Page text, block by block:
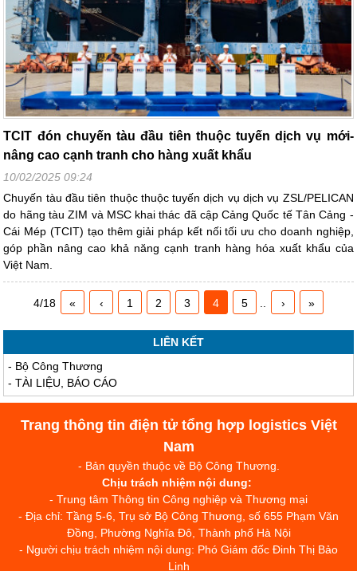
TCIT đón chuyến tàu đầu tiên thuộc tuyến dịch vụ mới-
nâng cao cạnh tranh cho hàng xuất khẩu
10/02/2025 09:24
Chuyến tàu đầu tiên thuộc thuộc tuyến dịch vụ dịch vụ ZSL/PELICAN
do hãng tàu ZIM và MSC khai thác đã cập Cảng Quốc tế Tân Cảng -
Cái Mép (TCIT) tạo thêm giải pháp kết nối tối ưu cho doanh nghiệp,
góp phần nâng cao khả năng cạnh tranh hàng hóa xuất khẩu của
Việt Nam.
4/18 « ‹ 1 2 3 4 5 › »
LIÊN KẾT
- Bộ Công Thương
-TÀI LIỆU, BÁO CÁO
Trang thông tin điện tử tổng hợp logistics Việt
Nam
- Bản quyền thuộc về Bộ Công Thương.
Chịu trách nhiệm nội dung:
- Trung tâm Thông tin Công nghiệp và Thương mại
- Địa chỉ: Tầng 5-6, Trụ sở Bộ Công Thương, số 655 Phạm Văn
Đồng, Phường Nghĩa Đô, Thành phố Hà Nội
- Người chịu trách nhiệm nội dung: Phó Giám đốc Đinh Thị Bảo
Linh